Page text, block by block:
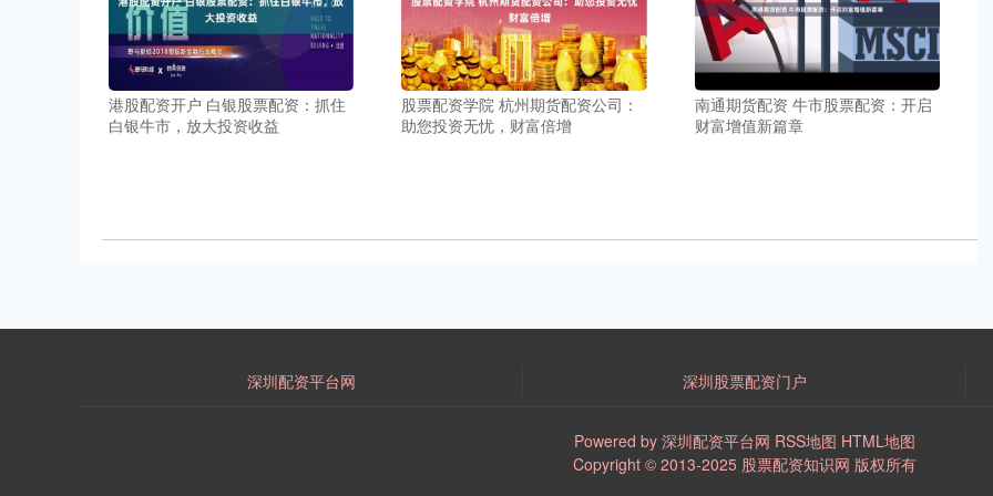
港股配资开户 白银股票配资：抓住
白银牛市，放大投资收益
股票配资学院 杭州期货配资公司：
助您投资无忧，财富倍增
南通期货配资 牛市股票配资：开启
财富增值新篇章
深圳配资平台网 深圳股票配资门户
Powered by 深圳配资平台网 RSS地图 HTML地图
Copyright © 2013-2025 股票配资知识网 版权所有